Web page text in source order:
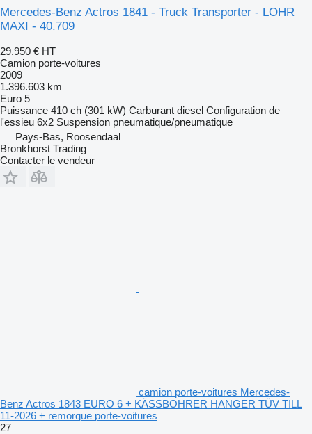
Mercedes-Benz Actros 1841 - Truck Transporter - LOHR
MAXI - 40.709
29.950 € HT
Camion porte-voitures
2009
1.396.603 km
Euro 5
Puissance 410 ch (301 kW) Carburant diesel Configuration de
l'essieu 6x2 Suspension pneumatique/pneumatique
Pays-Bas, Roosendaal
Bronkhorst Trading
Contacter le vendeur
camion porte-voitures Mercedes-
Benz Actros 1843 EURO 6 + KÄSSBOHRER HANGER TÜV TILL
11-2026 + remorque porte-voitures
27